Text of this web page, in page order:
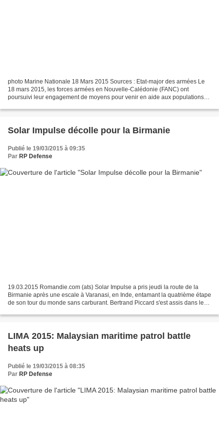
photo Marine Nationale 18 Mars 2015 Sources : Etat-major des armées Le
18 mars 2015, les forces armées en Nouvelle-Calédonie (FANC) ont
poursuivi leur engagement de moyens pour venir en aide aux populations
Solar Impulse décolle pour la Birmanie
Publié le 19/03/2015 à 09:35
Par RP Defense
19.03.2015 Romandie.com (ats) Solar Impulse a pris jeudi la route de la
Birmanie après une escale à Varanasi, en Inde, entamant la quatrième étape
de son tour du monde sans carburant. Bertrand Piccard s'est assis dans le
LIMA 2015: Malaysian maritime patrol battle
heats up
Publié le 19/03/2015 à 08:35
Par RP Defense